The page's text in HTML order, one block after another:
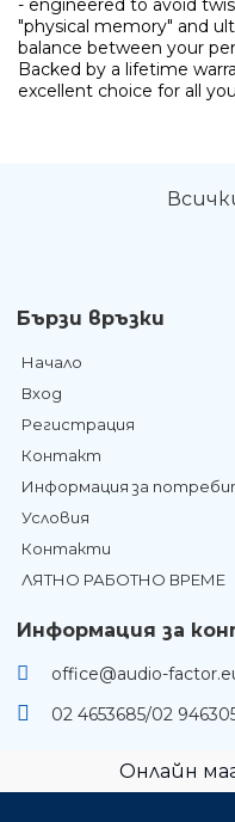
- engineered to avoid
"physical memory" and
balance between your
Backed by a lifetime
excellent choice for all
Бързи връзки
Начало
Вход
Регистрация
Контакт
Информация за
Условия
Контакти
ЛЯТНО РАБОТНО ВРЕМЕ
Информация за
office@audio-
02 4653685/02
Онлайн